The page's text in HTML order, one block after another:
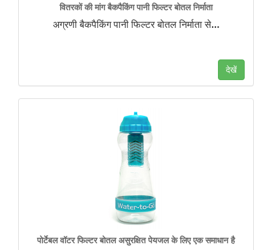
वितरकों की मांग बैकपैकिंग पानी फिल्टर बोतल निर्माता
अग्रणी बैकपैकिंग पानी फिल्टर बोतल निर्माता से…
देखें
पोर्टेबल वॉटर फिल्टर बोतल असुरक्षित पेयजल के लिए एक समाधान है